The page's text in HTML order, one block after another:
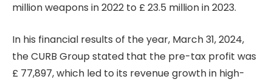
million weapons in 2022 to £ 23.5 million in 2023.
In his financial results of the year, March 31, 2024,
the CURB Group stated that the pre-tax profit was
£ 77,897, which led to its revenue growth in high-